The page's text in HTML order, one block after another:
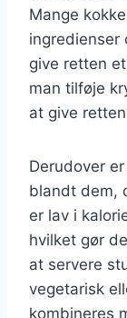
Mange
ingredienser
give retten
man tilføje
at give
Derudover
blandt dem,
er lav i
hvilket gør
at servere
vegetarisk
kombineres